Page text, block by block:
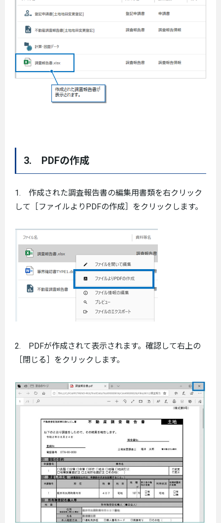
3. PDFの作成
1. 作成された調査報告書の編集用書類を右クリック
して［ファイルよりPDFの作成］をクリックします。
2. PDFが作成されて表示されます。確認して右上の
［閉じる］をクリックします。